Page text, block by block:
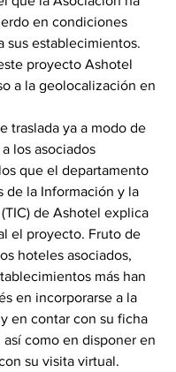
en condiciones
sus establecimientos.
a la geolocalización en
los asociados
que el departamento
de la Información y la
de Ashotel explica
el proyecto. Fruto de
hoteles asociados,
más han
en incorporarse a la
en contar con su ficha
así como en disponer en
su visita virtual.